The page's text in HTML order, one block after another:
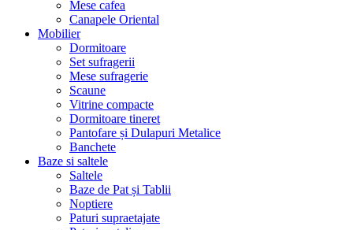
Mese cafea
Canapele Oriental
Mobilier
Dormitoare
Set sufragerii
Mese sufragerie
Scaune
Vitrine compacte
Dormitoare tineret
Pantofare și Dulapuri Metalice
Banchete
Baze si saltele
Saltele
Baze de Pat și Tablii
Noptiere
Paturi supraetajate